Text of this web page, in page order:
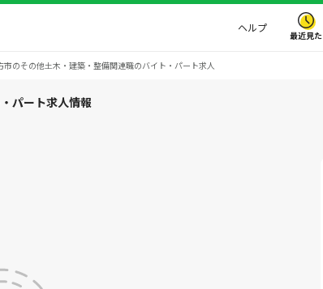
ヘルプ
最近見た
市のその他土木・建築・整備関連職のバイト・パート求人
パート求人情報